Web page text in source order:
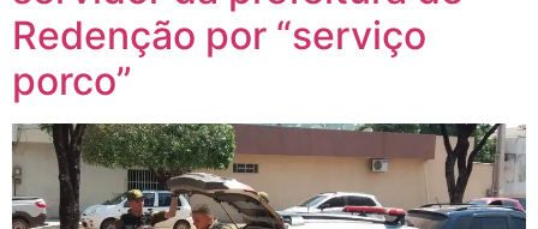
Redenção por “serviço
porco”